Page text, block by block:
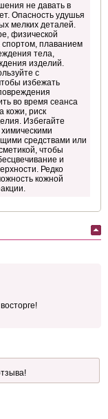
не давать в
Опасность удушья
мелких деталей.
физической
спортом, плаванием
тела,
изделий.
с
избежать
во время сеанса
кожи, риск
Избегайте
химическими
средствами или
чтобы
и
Редко
кожной